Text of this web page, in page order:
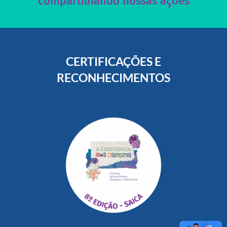
CERTIFICAÇÕES E
RECONHECIMENTOS